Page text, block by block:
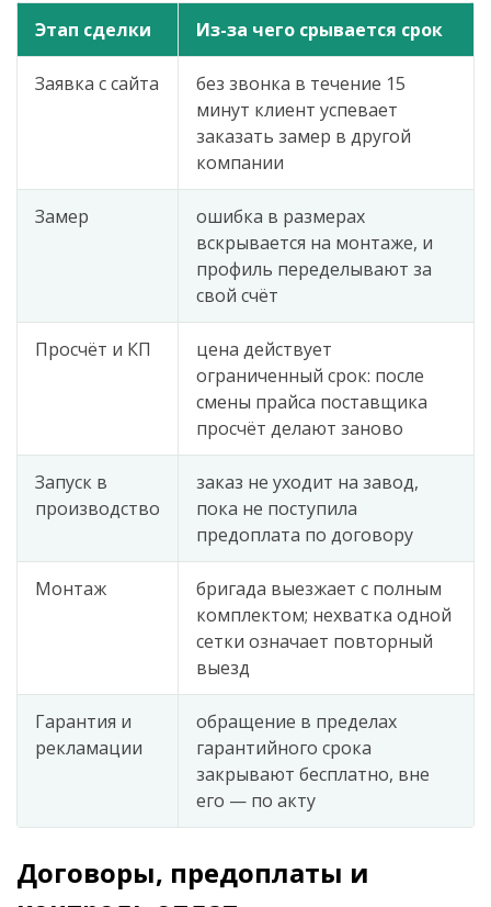
Этап сделки Из-за чего срывается срок
Заявка с сайта
без звонка в течение 15
минут клиент успевает
заказать замер в другой
компании
Замер
ошибка в размерах
вскрывается на монтаже, и
профиль переделывают за
свой счёт
Просчёт и КП
цена действует
ограниченный срок: после
смены прайса поставщика
просчёт делают заново
Запуск в
производство
заказ не уходит на завод,
пока не поступила
предоплата по договору
Монтаж
бригада выезжает с полным
комплектом; нехватка одной
сетки означает повторный
выезд
Гарантия и
рекламации
обращение в пределах
гарантийного срока
закрывают бесплатно, вне
его — по акту
Договоры, предоплаты и